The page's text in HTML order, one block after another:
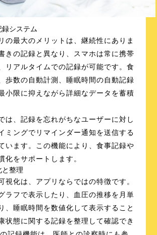
システム
の最大のメリットは、継続性にありま
きの記録と異なり、スマホは常に携帯
リアルタイムでの記録が可能です。食
歩数の自動計測、睡眠時間の自動記録
小限に抑えながら詳細なデータを蓄積
は、記録を忘れがちなユーザーに対し
ミングでリマインダー通知を送信する
います。この機能により、食事記録や
化をサポートします。
整理
視化は、アプリならではの特徴です。
ラフで表示したり、血圧の推移を月単
、睡眠時間を数値化して表示すること
状態に関する記録を整理して確認でき